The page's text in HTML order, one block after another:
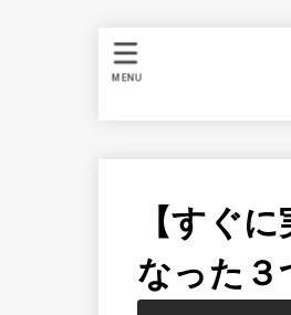
MENU
【すぐ
なった３